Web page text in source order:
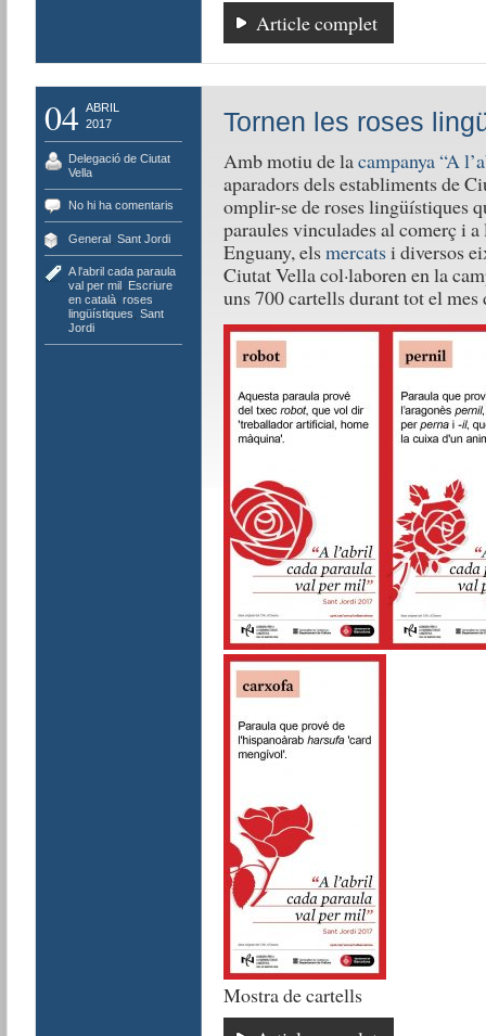
Article complet
04 ABRIL
2017
Delegació de Ciutat
Vella
No hi ha comentaris
General, Sant Jordi
A l'abril cada paraula
val per mil, Escriure
en català, roses
lingüístiques Sant
Jordi
Tornen les roses
Amb motiu de lacampanya “A
aparadors dels establiments de
omplir-se de roses lingüístiques
paraules vinculades al comerç i a
Enguany, elsmercatsi diversos
Ciutat Vella col·laboren en la
uns 700 cartells durant tot el mes
Mostra de cartells